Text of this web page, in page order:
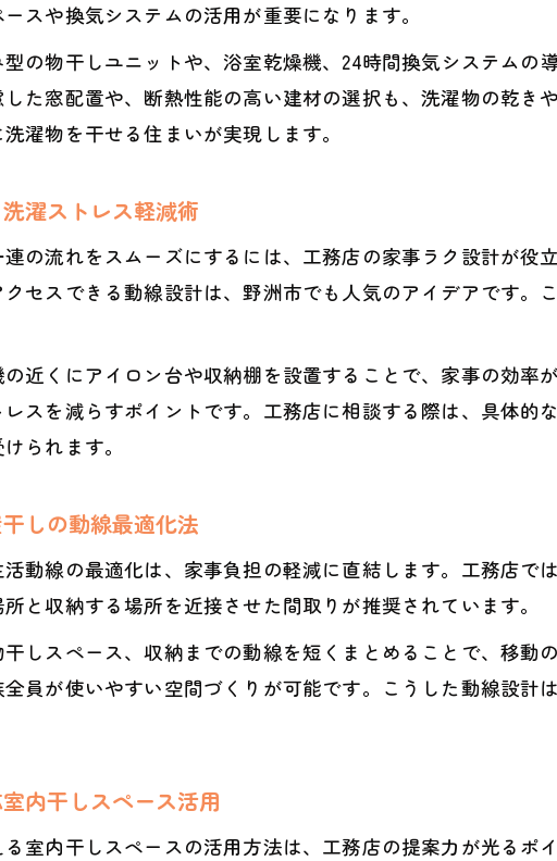
工務店が考える地域気候に合う部
野洲市の気候特性と工務店部屋干
工務店目線で実現する気候順応
地域に強い工務店が提案する室内
工務店発家族快適な部屋干し空
みんなが喜ぶ工務店の部屋干し設
工務店が考える家族思いの部屋
家族団らんを叶える工務店の部
工務店流換気と間取りで臭いを
工務店が提案する臭い対策付き
スや換気システムの活用が重要になります。
の物干しユニットや、浴室乾燥機、24時間換気システムの
た窓配置や、断熱性能の高い建材の選択も、洗濯物の乾き
濯物を干せる住まいが実現します。
濯ストレス軽減術
の流れをスムーズにするには、工務店の家事ラク設計が役
セスできる動線設計は、野洲市でも人気のアイデアです
近くにアイロン台や収納棚を設置することで、家事の効
スを減らすポイントです。工務店に相談する際は、具体的
られます。
しの動線最適化法
動線の最適化は、家事負担の軽減に直結します。工務店で
と収納する場所を近接させた間取りが推奨されています。
しスペース、収納までの動線を短くまとめることで、移動
員が使いやすい空間づくりが可能です。こうした動線設
内干しスペース活用
室内干しスペースの活用方法は、工務店の提案力が光るポ